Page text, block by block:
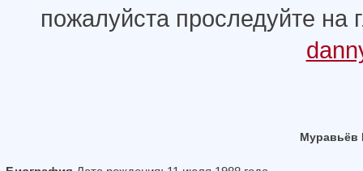
пожалуйста проследуйте на
Муравьёв